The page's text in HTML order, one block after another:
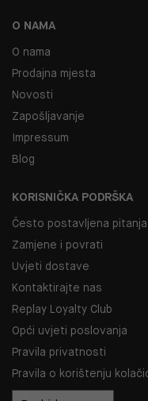
O NAMA
O nama
Prodajna mjesta
Novosti
Zapošljavanje
Impressum
Blog
KORISNIČKA PODRŠKA
Često postavljena pitanja
Zamjene i povrati
Uvjeti dostave
Kontaktirajte nas
Replay Loyalty Club
Opći uvjeti poslovanja
Pravila privatnosti
Pravila o korištenju